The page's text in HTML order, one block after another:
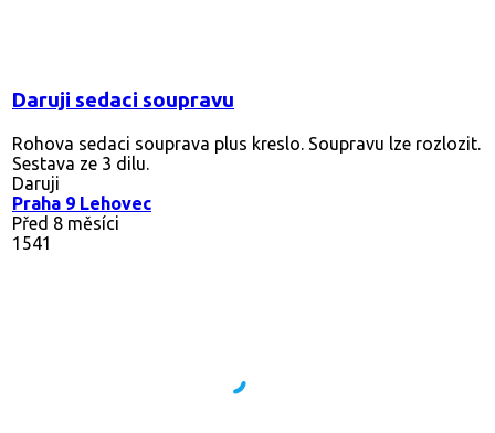
Daruji sedaci soupravu
Rohova sedaci souprava plus kreslo. Soupravu lze rozlozit.
Sestava ze 3 dilu.
Daruji
Praha 9 Lehovec
Před 8 měsíci
1541